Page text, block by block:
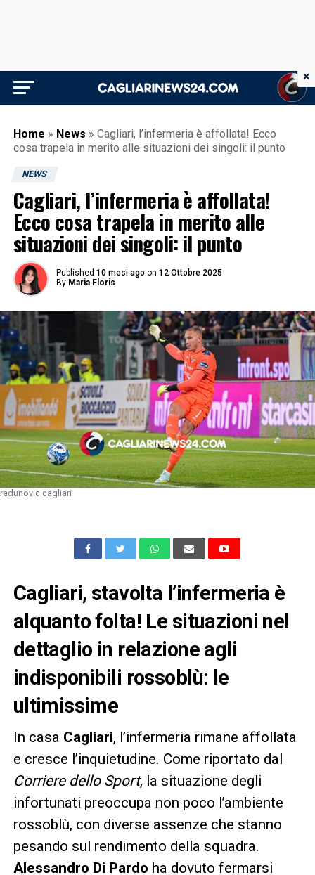
Home » News » Cagliari, l’infermeria è affollata! Ecco
cosa trapela in merito alle situazioni dei singoli: il punto
NEWS
Cagliari, l’infermeria è affollata!
Ecco cosa trapela in merito alle
situazioni dei singoli: il punto
Published 10 mesi ago on 12 Ottobre 2025
By Maria Floris
radunovic cagliari
Cagliari, stavolta l’infermeria è
alquanto folta! Le situazioni nel
dettaglio in relazione agli
indisponibili rossoblù: le
ultimissime
In casa Cagliari, l’infermeria rimane affollata
e cresce l’inquietudine. Come riportato dal
Corriere dello Sport, la situazione degli
infortunati preoccupa non poco l’ambiente
rossoblù, con diverse assenze che stanno
pesando sul rendimento della squadra.
Alessandro Di Pardo ha dovuto fermarsi
×